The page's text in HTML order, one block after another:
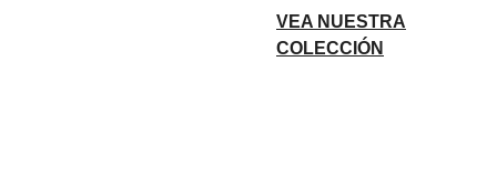
VEA NUESTRA
COLECCIÓN